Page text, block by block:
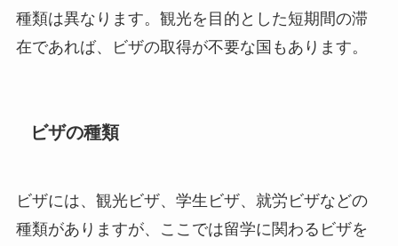
種類は異なります。観光を目的とした短期間の滞
在であれば、ビザの取得が不要な国もあります。
ビザの種類
ビザには、観光ビザ、学生ビザ、就労ビザなどの
種類がありますが、ここでは留学に関わるビザを